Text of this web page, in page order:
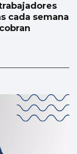
cada semana